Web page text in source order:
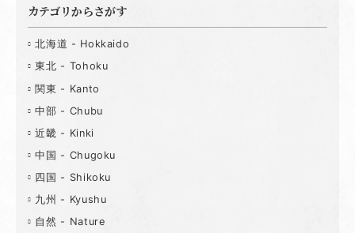
カテゴリからさがす
北海道 - Hokkaido
東北 - Tohoku
関東 - Kanto
中部 - Chubu
近畿 - Kinki
中国 - Chugoku
四国 - Shikoku
九州 - Kyushu
自然 - Nature